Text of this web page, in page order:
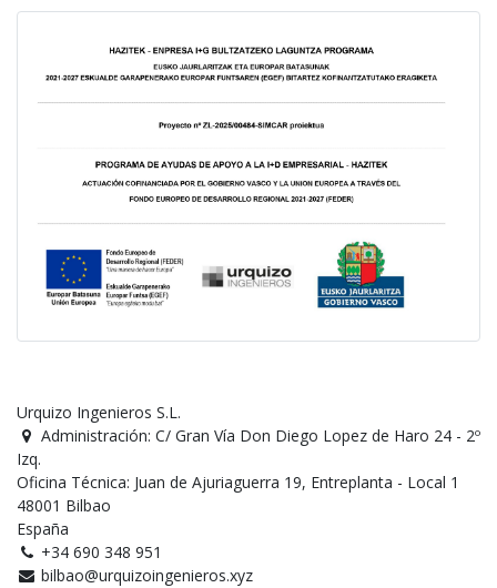
Urquizo Ingenieros S.L.
Administración: C/ Gran Vía Don Diego Lopez de Haro 24 - 2º
Izq.
Oficina Técnica: Juan de Ajuriaguerra 19, Entreplanta - Local 1
48001 Bilbao
España
+34 690 348 951
bilbao@urquizoingenieros.xyz